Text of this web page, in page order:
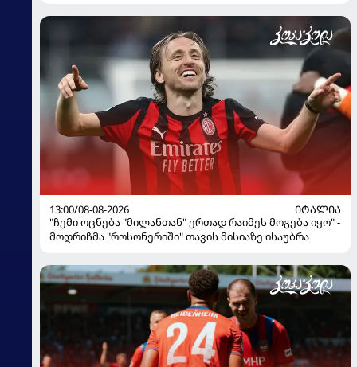
13:00/08-08-2026
ᲘᲢᲐᲚᲘᲐ
"ჩემი ოცნება "მილანთან" ერთად რაიმეს მოგება იყო" -
მოდრიჩმა "როსონერიში" თავის მისიაზე ისაუბრა